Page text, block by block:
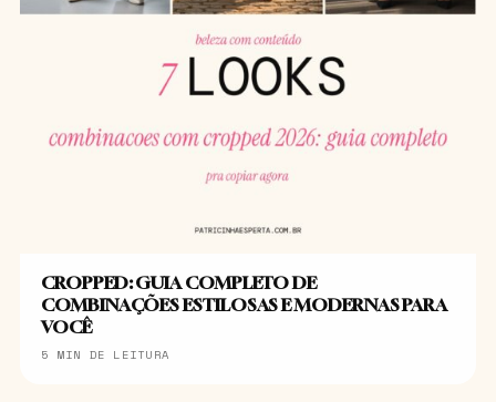
CROPPED: GUIA COMPLETO DE
COMBINAÇÕES ESTILOSAS E MODERNAS PARA
VOCÊ
5 MIN DE LEITURA